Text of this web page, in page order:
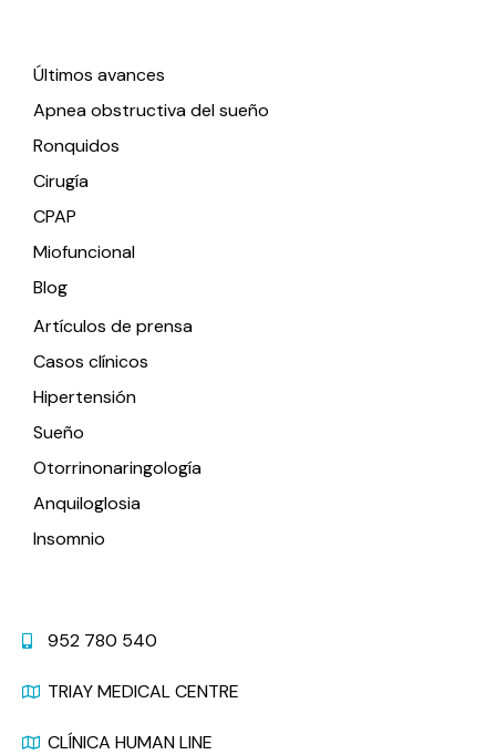
Últimos avances
Apnea obstructiva del sueño
Ronquidos
Cirugía
CPAP
Miofuncional
Blog
Artículos de prensa
Casos clínicos
Hipertensión
Sueño
Otorrinonaringología
Anquiloglosia
Insomnio
952 780 540
TRIAY MEDICAL CENTRE
CLÍNICA HUMAN LINE